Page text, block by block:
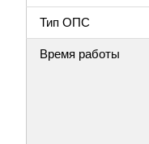
Тип ОПС
Время работы